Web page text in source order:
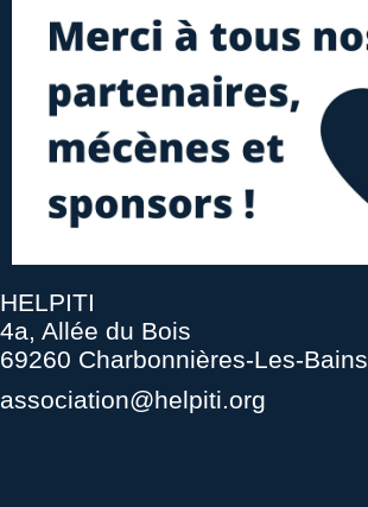
HELPITI
4a, Allée du Bois
69260 Charbonnières-Les-Bains
association@helpiti.org